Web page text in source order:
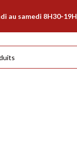
au samedi 8H30-19H